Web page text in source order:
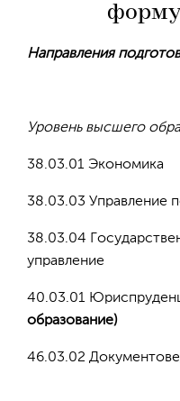
Направления
Уровень высшего
38.03.01 Экономика
38.03.03 Управление
38.03.04
управление
40.03.01
образование)
46.03.02